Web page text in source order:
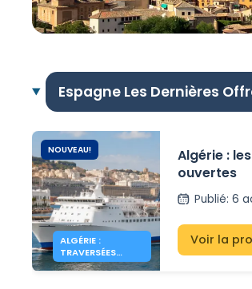
Espagne Les Dernières
NOUVEAU!
ALGÉRIE :
TRAVERSÉES
HIVERNALES
Algérie :
ouvertes
Publié: 6
Voir la